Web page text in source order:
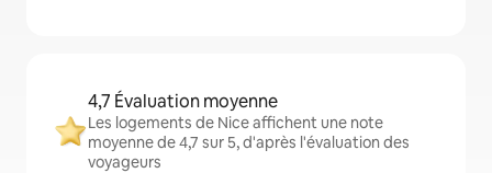
4,7 Évaluation moyenne
Les logements de Nice affichent une note
moyenne de 4,7 sur 5, d'après l'évaluation des
voyageurs